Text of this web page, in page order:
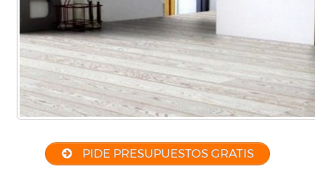
PIDE PRESUPUESTOS GRATIS